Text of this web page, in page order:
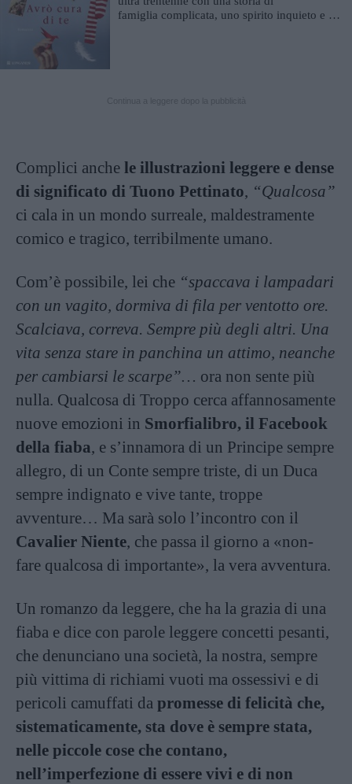
famiglia complicata, uno spirito inquieto e un
Complici anche le illustrazioni leggere e dense
di significato di Tuono Pettinato, “Qualcosa”
ci cala in un mondo surreale, maldestramente
comico e tragico, terribilmente umano.
Com’è possibile, lei che “spaccava i lampadari
con un vagito, dormiva di fila per ventotto ore.
Scalciava, correva. Sempre più degli altri. Una
vita senza stare in panchina un attimo, neanche
per cambiarsi le scarpe”… ora non sente più
nulla. Qualcosa di Troppo cerca affannosamente
nuove emozioni in Smorfialibro, il Facebook
della fiaba, e s’innamora di un Principe sempre
allegro, di un Conte sempre triste, di un Duca
sempre indignato e vive tante, troppe
avventure… Ma sarà solo l’incontro con il
Cavalier Niente, che passa il giorno a «non-
fare qualcosa di importante», la vera avventura.
Un romanzo da leggere, che ha la grazia di una
fiaba e dice con parole leggere concetti pesanti,
che denunciano una società, la nostra, sempre
più vittima di richiami vuoti ma ossessivi e di
pericoli camuffati da promesse di felicità che,
sistematicamente, sta dove è sempre stata,
nelle piccole cose che contano,
nell’imperfezione di essere vivi e di non